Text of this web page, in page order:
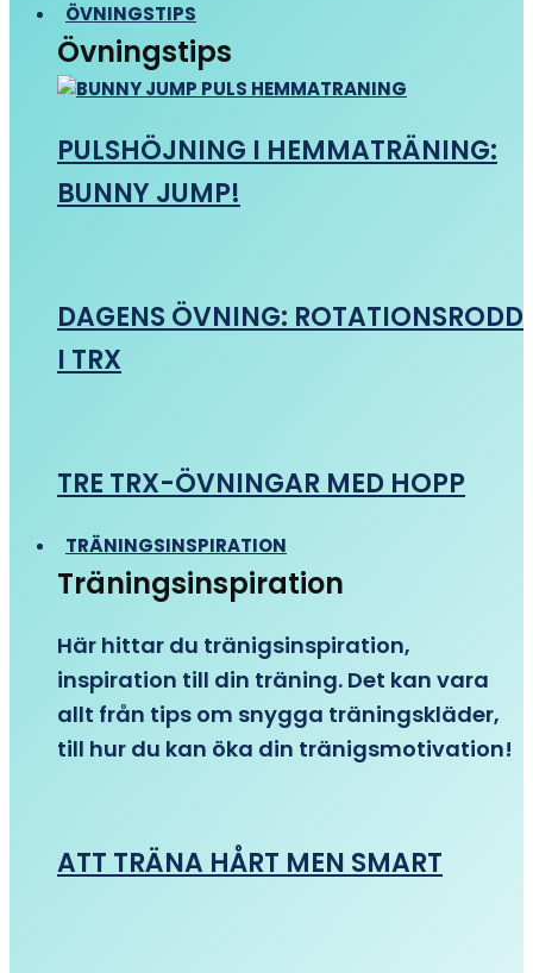
ÖVNINGSTIPS
Övningstips
PULSHÖJNING I HEMMATRÄNING:
BUNNY JUMP!
DAGENS ÖVNING: ROTATIONSRODD
I TRX
TRE TRX-ÖVNINGAR MED HOPP
TRÄNINGSINSPIRATION
Träningsinspiration
Här hittar du tränigsinspiration,
inspiration till din träning. Det kan vara
allt från tips om snygga träningskläder,
till hur du kan öka din tränigsmotivation!
ATT TRÄNA HÅRT MEN SMART